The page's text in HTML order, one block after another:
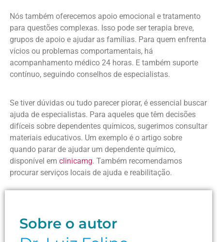
Nós também oferecemos apoio emocional e tratamento
para questões complexas. Isso pode ser terapia breve,
grupos de apoio e ajudar as famílias. Para quem enfrenta
vícios ou problemas comportamentais, há
acompanhamento médico 24 horas. E também suporte
contínuo, seguindo conselhos de especialistas.
Se tiver dúvidas ou tudo parecer piorar, é essencial buscar
ajuda de especialistas. Para aqueles que têm decisões
difíceis sobre dependentes químicos, sugerimos consultar
materiais educativos. Um exemplo é o artigo sobre
quando parar de ajudar um dependente químico,
disponível em clinicamg. Também recomendamos
procurar serviços locais de ajuda e reabilitação.
Sobre o autor